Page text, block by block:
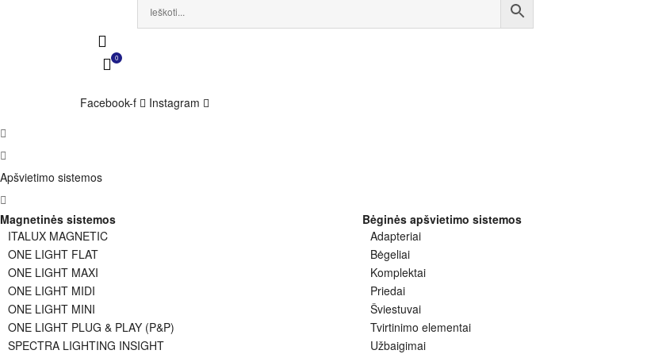
0
Facebook-f Instagram
Apšvietimo sistemos
Magnetinės sistemos
ITALUX MAGNETIC
ONE LIGHT FLAT
ONE LIGHT MAXI
ONE LIGHT MIDI
ONE LIGHT MINI
ONE LIGHT PLUG & PLAY (P&P)
SPECTRA LIGHTING INSIGHT
Bėginės apšvietimo sistemos
Adapteriai
Bėgeliai
Komplektai
Priedai
Šviestuvai
Tvirtinimo elementai
Užbaigimai